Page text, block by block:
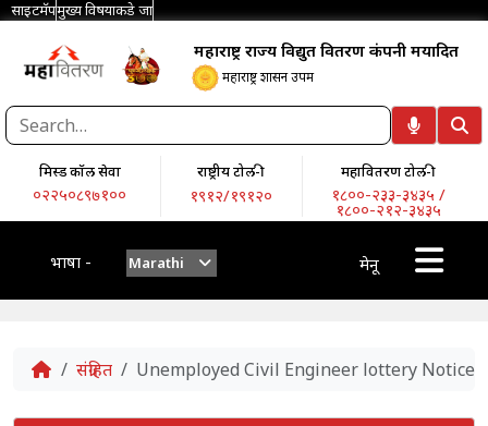
साइटमॅपमुख्य विषयाकडे जा
महाराष्ट्र राज्य विद्युत वितरण कंपनी मर्यादित
महाराष्ट्र शासन उपक्रम
मिस्ड कॉल सेवा
०२२५०८९७१००
राष्ट्रीय टोल-फ्री
१९१२/१९१२०
महावितरण टोल-फ्री
१८००-२३३-३४३५ /
१८००-२१२-३४३५
भाषा - Marathi मेनू
Home
संग्रहित Unemployed Civil Engineer lottery Notice